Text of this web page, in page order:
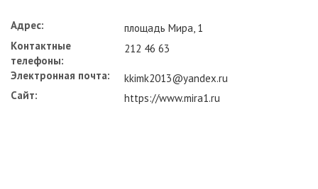
Адрес:
площадь Мира, 1
Контактные
телефоны:
212 46 63
Электронная почта:
kkimk2013@yandex.ru
Сайт:
https://www.mira1.ru